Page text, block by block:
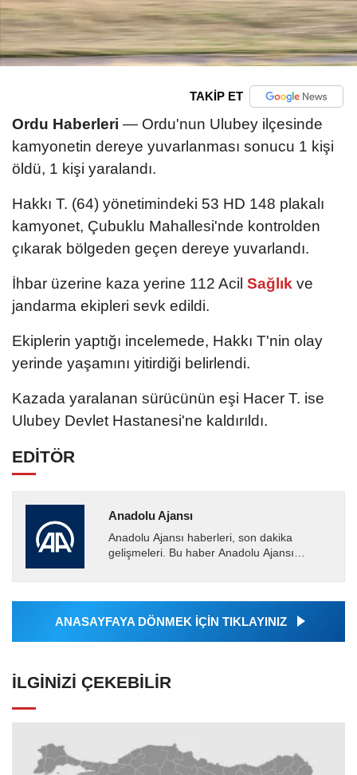
TAKİP ET
Ordu Haberleri — Ordu'nun Ulubey ilçesinde
kamyonetin dereye yuvarlanması sonucu 1 kişi
öldü, 1 kişi yaralandı.
Hakkı T. (64) yönetimindeki 53 HD 148 plakalı
kamyonet, Çubuklu Mahallesi'nde kontrolden
çıkarak bölgeden geçen dereye yuvarlandı.
İhbar üzerine kaza yerine 112 Acil Sağlık ve
jandarma ekipleri sevk edildi.
Ekiplerin yaptığı incelemede, Hakkı T'nin olay
yerinde yaşamını yitirdiği belirlendi.
Kazada yaralanan sürücünün eşi Hacer T. ise
Ulubey Devlet Hastanesi'ne kaldırıldı.
EDİTÖR
Anadolu Ajansı
Anadolu Ajansı haberleri, son dakika
gelişmeleri. Bu haber Anadolu Ajansı
tarafından geçilen tüm...
ANASAYFAYA DÖNMEK İÇİN TIKLAYINIZ
İLGINIZI ÇEKEBILIR